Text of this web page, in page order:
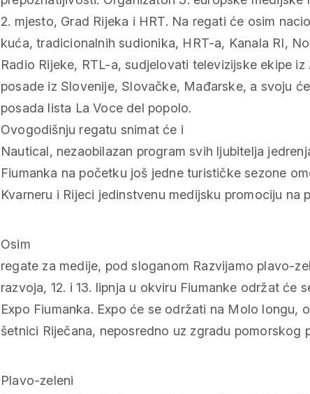
2. mjesto, Grad Rijeka i HRT. Na regati će osim
kuća, tradicionalnih sudionika, HRT-a, Kanala RI,
Radio Rijeke, RTL-a, sudjelovati televizijske ekipe
posade iz Slovenije, Slovačke, Mađarske, a svoju
posada lista La Voce del popolo.
Ovogodišnju regatu snimat će i
Nautical, nezaobilazan program svih ljubitelja
Fiumanka na početku još jedne turističke sezone
Kvarneru i Rijeci jedinstvenu medijsku promociju na
Osim
regate za medije, pod sloganom Razvijamo plavo-
razvoja, 12. i 13. lipnja u okviru Fiumanke održat će
Expo Fiumanka. Expo će se održati na Molo longu,
šetnici Riječana, neposredno uz zgradu pomorskog
Plavo-zeleni